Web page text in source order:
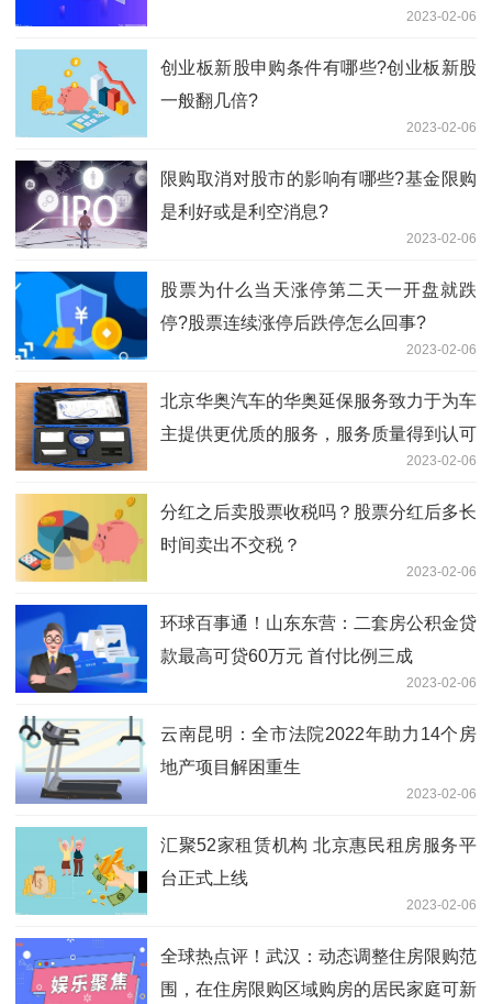
2023-02-06
创业板新股申购条件有哪些?创业板新股
一般翻几倍?
2023-02-06
限购取消对股市的影响有哪些?基金限购
是利好或是利空消息?
2023-02-06
股票为什么当天涨停第二天一开盘就跌
停?股票连续涨停后跌停怎么回事?
2023-02-06
北京华奥汽车的华奥延保服务致力于为车
主提供更优质的服务，服务质量得到认可
2023-02-06
分红之后卖股票收税吗？股票分红后多长
时间卖出不交税？
2023-02-06
环球百事通！山东东营：二套房公积金贷
款最高可贷60万元 首付比例三成
2023-02-06
云南昆明：全市法院2022年助力14个房
地产项目解困重生
2023-02-06
汇聚52家租赁机构 北京惠民租房服务平
台正式上线
2023-02-06
全球热点评！武汉：动态调整住房限购范
围，在住房限购区域购房的居民家庭可新